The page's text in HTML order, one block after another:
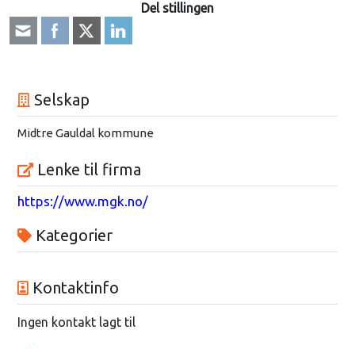
Del stillingen
Selskap
Midtre Gauldal kommune
Lenke til firma
https://www.mgk.no/
Kategorier
Kontaktinfo
Ingen kontakt lagt til